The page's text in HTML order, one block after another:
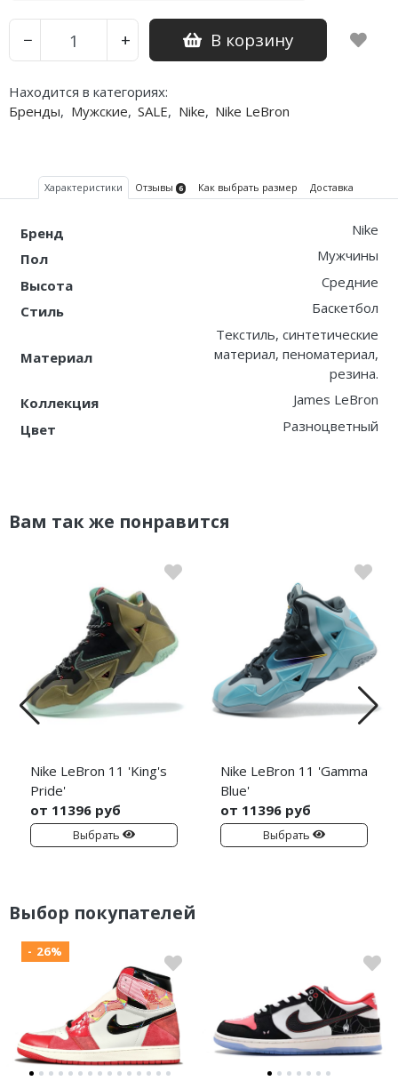
− + В корзину
Находится в категориях:
Бренды, Мужские, SALE, Nike, Nike LeBron
Характеристики Отзывы 6 Как выбрать размер Доставка
Бренд
Nike
Пол
Мужчины
Высота
Средние
Стиль
Баскетбол
Материал
Текстиль, синтетические
материал, пеноматериал,
резина.
Коллекция
James LeBron
Цвет
Разноцветный
Вам так же понравится
Nike LeBron 11 'King's
Pride'
от 11396 руб
Выбрать
Nike LeBron 11 'Gamma
Blue'
от 11396 руб
Выбрать
Выбор покупателей
- 26%